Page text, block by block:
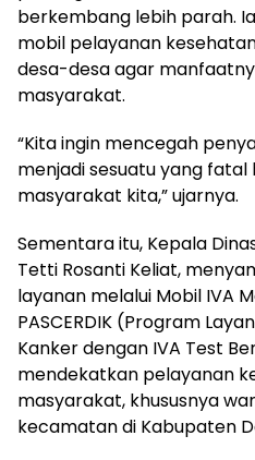
berkembang lebih parah.
mobil pelayanan
desa-desa agar
masyarakat.
“Kita ingin mencegah
menjadi sesuatu yang fatal
masyarakat kita,” ujarnya.
Sementara itu, Kepala
Tetti Rosanti Keliat,
layanan melalui Mobil IVA
PASCERDIK (Program
Kanker dengan IVA Test
mendekatkan pelayanan
masyarakat, khususnya
kecamatan di Kabupaten